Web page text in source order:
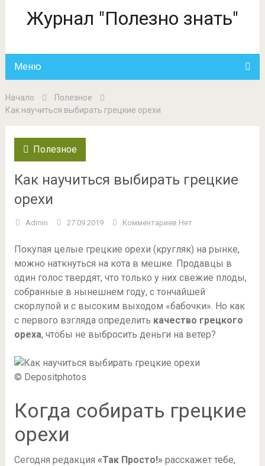
Журнал "Полезно знать"
Меню
Начало
Полезное
Как научиться выбирать грецкие орехи
Полезное
Как научиться выбирать грецкие
орехи
Admin 27.09.2019 Комментариев Нет
Покупая целые грецкие орехи (кругляк) на рынке,
можно наткнуться на кота в мешке. Продавцы в
один голос твердят, что только у них свежие плоды,
собранные в нынешнем году, с тончайшей
скорлупой и с высоким выходом «бабочки». Но как
с первого взгляда определить качество грецкого
ореха, чтобы не выбросить деньги на ветер?
© Depositphotos
Когда собирать грецкие
орехи
Сегодня редакция «Так Просто!»расскажет тебе,